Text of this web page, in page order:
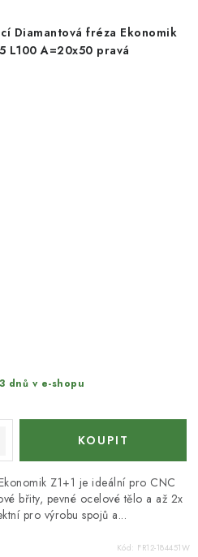
Diamantová fréza Ekonomik
L100 A=20x50 pravá
dnů v e-shopu
Z1+1 je ideální pro CNC
břity, pevné ocelové tělo a až 2x
pro výrobu spojů a...
Kód: FR12-184451W